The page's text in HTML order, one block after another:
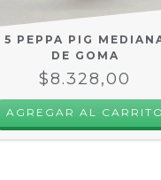
5 PEPPA PIG
DE GOMA
$8.328,00